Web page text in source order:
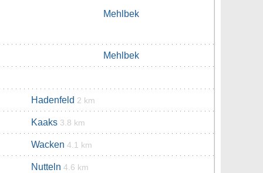
Mehlbek
Mehlbek
Hadenfeld 2 km
Kaaks 3.8 km
Wacken 4.1 km
Nutteln 4.6 km